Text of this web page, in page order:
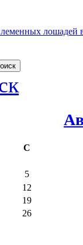
лошадей
С
5
12
19
26